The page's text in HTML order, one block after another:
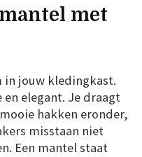
met
in jouw kledingkast.
elegant. Je draagt
hakken eronder,
misstaan niet
Een mantel staat